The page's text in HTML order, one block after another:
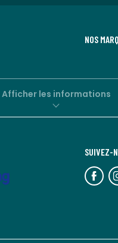
NOS
Afficher les informations
SUIVEZ-